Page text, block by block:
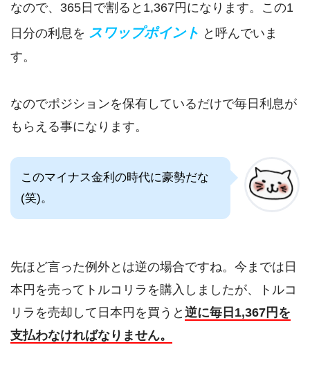
なので、365日で割ると1,367円になります。この1
日分の利息を スワップポイント と呼んでいま
す。
なのでポジションを保有しているだけで毎日利息が
もらえる事になります。
このマイナス金利の時代に豪勢だな
(笑)。
先ほど言った例外とは逆の場合ですね。今までは日
本円を売ってトルコリラを購入しましたが、トルコ
リラを売却して日本円を買うと 逆に毎日1,367円を
支払わなければなりません。